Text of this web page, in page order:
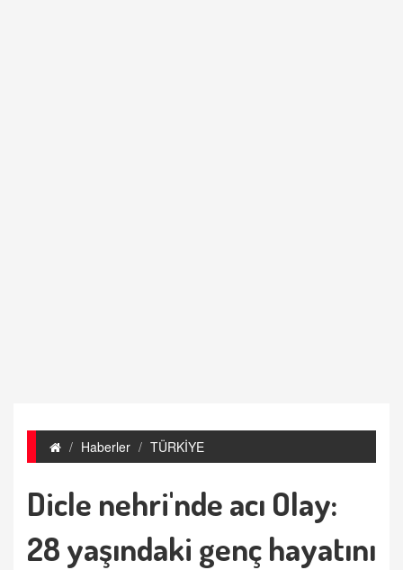
Haberler TÜRKİYE
Dicle nehri'nde acı Olay:
28 yaşındaki genç hayatını